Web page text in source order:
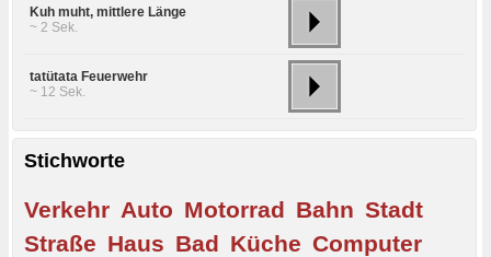
Kuh muht, mittlere Länge
~ 2 Sek.
tatütata Feuerwehr
~ 12 Sek.
Stichworte
Verkehr Auto Motorrad Bahn Stadt
Straße Haus Bad Küche Computer